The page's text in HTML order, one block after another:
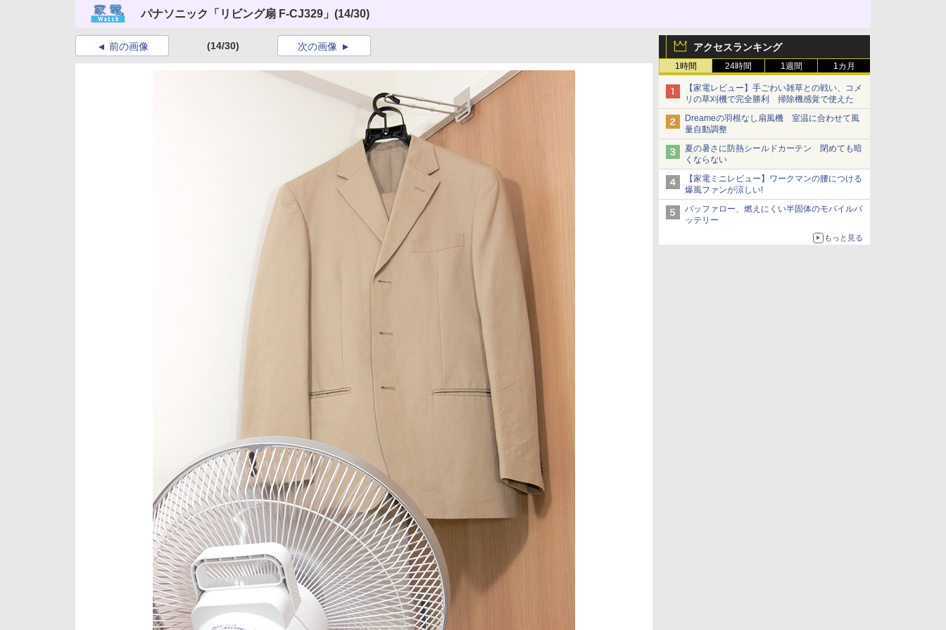
パナソニック「リビング扇 F-CJ329」 (14/30)
アクセスランキング
1時間 24時間 1週間 1カ月
【家電レビュー】手ごわい雑草との戦い、コメ
リの草刈機で完全勝利 掃除機感覚で使えた
Dreameの羽根なし扇風機 室温に合わせて風
量自動調整
夏の暑さに防熱シールドカーテン 閉めても暗
くならない
【家電ミニレビュー】ワークマンの腰につける
爆風ファンが涼しい!
バッファロー、燃えにくい半固体のモバイルバ
ッテリー
もっと見る
前の画像 (14/30) 次の画像